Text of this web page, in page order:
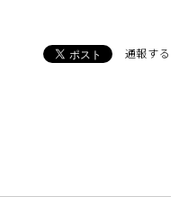
通報する